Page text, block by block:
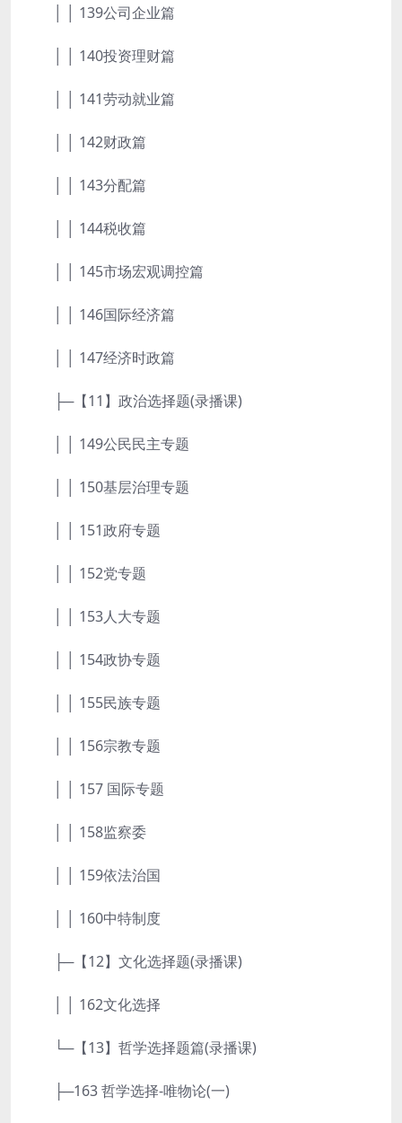
│ │ 139公司企业篇
│ │ 140投资理财篇
│ │ 141劳动就业篇
│ │ 142财政篇
│ │ 143分配篇
│ │ 144税收篇
│ │ 145市场宏观调控篇
│ │ 146国际经济篇
│ │ 147经济时政篇
├─【11】政治选择题(录播课)
│ │ 149公民民主专题
│ │ 150基层治理专题
│ │ 151政府专题
│ │ 152党专题
│ │ 153人大专题
│ │ 154政协专题
│ │ 155民族专题
│ │ 156宗教专题
│ │ 157 国际专题
│ │ 158监察委
│ │ 159依法治国
│ │ 160中特制度
├─【12】文化选择题(录播课)
│ │ 162文化选择
└─【13】哲学选择题篇(录播课)
├─163 哲学选择-唯物论(一)